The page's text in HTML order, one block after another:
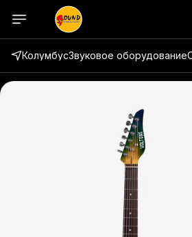
КолумбусЗвуковое оборудование